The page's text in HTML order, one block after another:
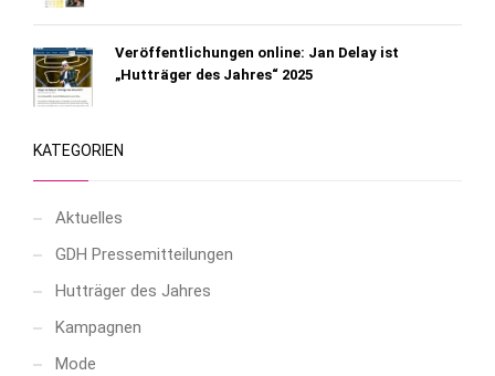
Veröffentlichungen online: Jan Delay ist
„Hutträger des Jahres“ 2025
KATEGORIEN
Aktuelles
GDH Pressemitteilungen
Hutträger des Jahres
Kampagnen
Mode